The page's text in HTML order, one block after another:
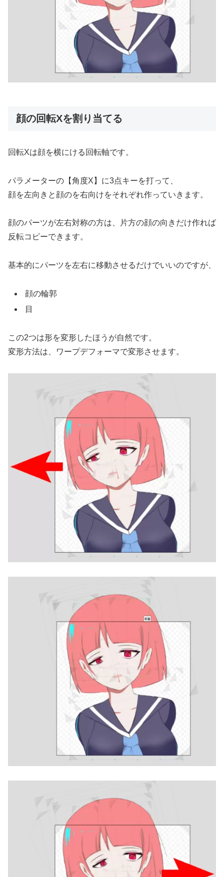
顔の回転Xを割り当てる
回転Xは顔を横にける回転軸です。
パラメーターの【角度X】に3点キーを打って、
顔を左向きと顔のを右向けをそれぞれ作っていきます。
顔のパーツが左右対称の方は、片方の顔の向きだけ作れば
反転コピーできます。
基本的にパーツを左右に移動させるだけでいいのですが、
顔の輪郭
目
この2つは形を変形したほうが自然です。
変形方法は、ワープデフォーマで変形させます。